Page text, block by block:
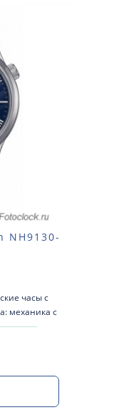
NH9130-
часы с
механика с
нержавеющ..